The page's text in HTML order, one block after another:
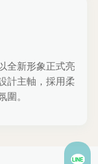
全新形象正式亮
計主軸，採用柔
。
LINE